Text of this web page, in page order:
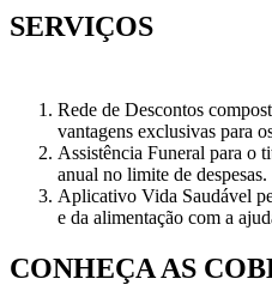
SERVIÇOS
Rede de Descontos
vantagens exclusivas para
Assistência Funeral para o
anual no limite de despesas.
Aplicativo Vida Saudável
e da alimentação com a
CONHEÇA AS